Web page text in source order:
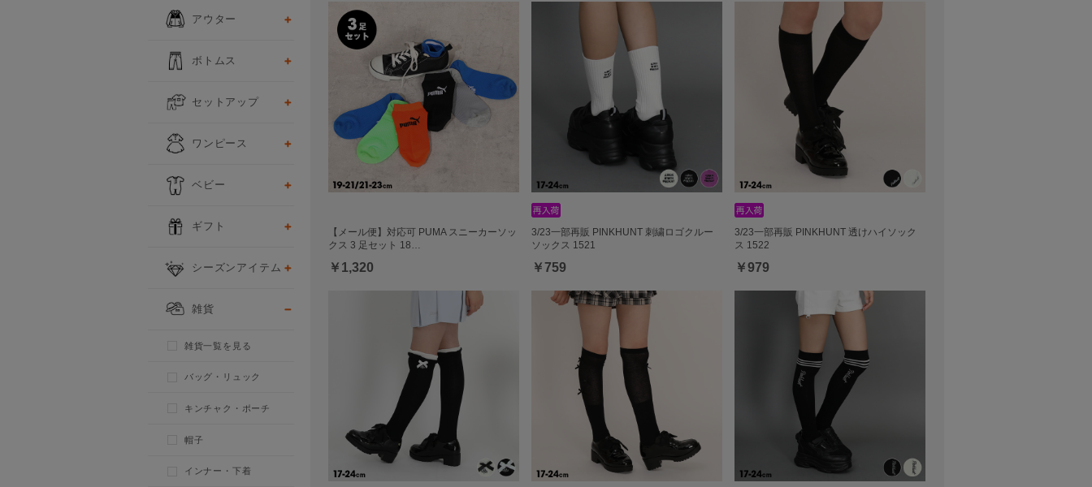
【メール便】対応可 PUMA スニーカーソッ
クス 3 足セット 18…
￥1,320
3/23一部再販 PINKHUNT 刺繍ロゴクルー
ソックス 1521
￥759
3/23一部再販 PINKHUNT 透けハイソック
ス 1522
￥979
アウター
ボトムス
セットアップ
ワンピース
ベビー
ギフト
シーズンアイテム
雑貨
雑貨一覧を見る
バッグ・リュック
キンチャク・ポーチ
帽子
インナー・下着